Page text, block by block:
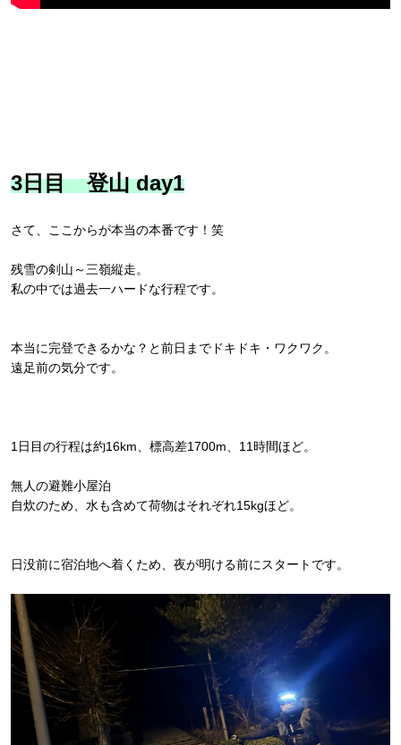
3日目 登山 day1
さて、ここからが本当の本番です！笑
残雪の剣山～三嶺縦走。
私の中では過去一ハードな行程です。
本当に完登できるかな？と前日までドキドキ・ワクワク。
遠足前の気分です。
1日目の行程は約16km、標高差1700m、11時間ほど。
無人の避難小屋泊
自炊のため、水も含めて荷物はそれぞれ15kgほど。
日没前に宿泊地へ着くため、夜が明ける前にスタートです。